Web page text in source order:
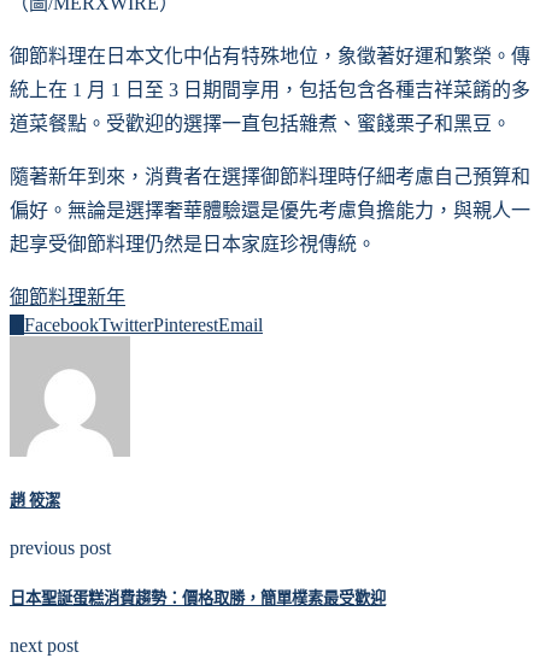
御節料理在日本文化中佔有特殊地位，象徵著好運和繁榮。傳
統上在 1 月 1 日至 3 日期間享用，包括包含各種吉祥菜餚的多
道菜餐點。受歡迎的選擇一直包括雜煮、蜜餞栗子和黑豆。
隨著新年到來，消費者在選擇御節料理時仔細考慮自己預算和
偏好。無論是選擇奢華體驗還是優先考慮負擔能力，與親人一
起享受御節料理仍然是日本家庭珍視傳統。
御節料理新年
FacebookTwitterPinterestEmail
趙 筱潔
previous post
日本聖誕蛋糕消費趨勢：價格取勝，簡單樸素最受歡迎
next post